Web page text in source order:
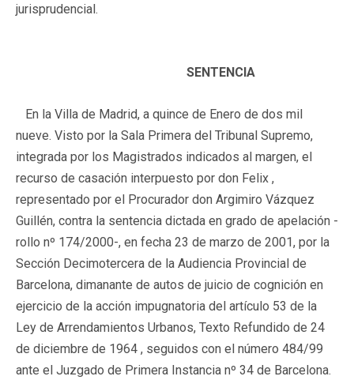
jurisprudencial.
SENTENCIA
En la Villa de Madrid, a quince de Enero de dos mil
nueve. Visto por la Sala Primera del Tribunal Supremo,
integrada por los Magistrados indicados al margen, el
recurso de casación interpuesto por don Felix ,
representado por el Procurador don Argimiro Vázquez
Guillén, contra la sentencia dictada en grado de apelación -
rollo nº 174/2000-, en fecha 23 de marzo de 2001, por la
Sección Decimotercera de la Audiencia Provincial de
Barcelona, dimanante de autos de juicio de cognición en
ejercicio de la acción impugnatoria del artículo 53 de la
Ley de Arrendamientos Urbanos, Texto Refundido de 24
de diciembre de 1964 , seguidos con el número 484/99
ante el Juzgado de Primera Instancia nº 34 de Barcelona.